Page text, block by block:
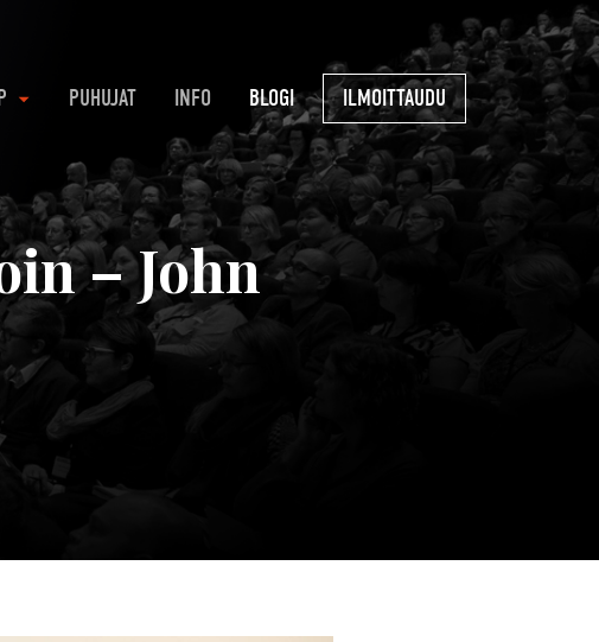
PUHUJAT INFO BLOGI ILMOITTAUDU
– John